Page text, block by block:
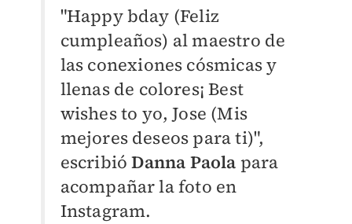
"Happy bday (Feliz
cumpleaños) al maestro de
las conexiones cósmicas y
llenas de colores¡ Best
wishes to yo, Jose (Mis
mejores deseos para ti)",
escribió Danna Paola para
acompañar la foto en
Instagram.